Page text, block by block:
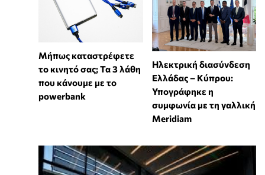
Μήπως καταστρέφετε
το κινητό σας; Τα 3 λάθη
που κάνουμε με το
powerbank
Ηλεκτρική διασύνδεση
Ελλάδας – Κύπρου:
Υπογράφηκε η
συμφωνία με τη γαλλική
Meridiam